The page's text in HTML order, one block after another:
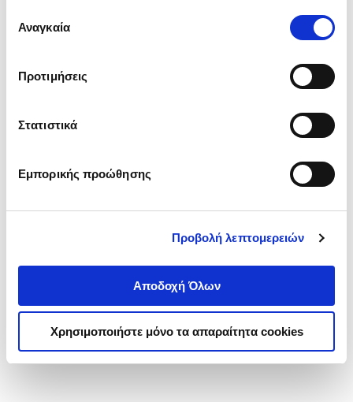
ενδιαφέρουν και να επιλέξετε από τα παρακάτω με την
΄΄και να ενημερωθείτε σχετικά με
συγκατάθεσης
Αναγκαία
Προτιμήσεις
Στατιστικά
Εμπορικής προώθησης
Προβολή λεπτομερειών
Αποδοχή Όλων
Χρησιμοποιήστε μόνο τα απαραίτητα cookies